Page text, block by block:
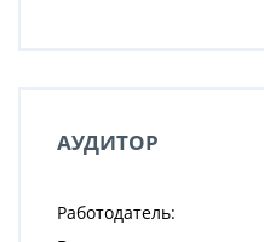
АУДИТОР
Работодатель: